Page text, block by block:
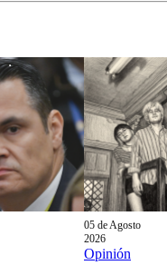
05 de Agosto
2026
Opinión